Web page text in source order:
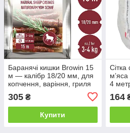
Баранячі кишки Browin 15
м — калібр 18/20 мм, для
копчення, варіння, гриля
305 ₴
Купити
4
164